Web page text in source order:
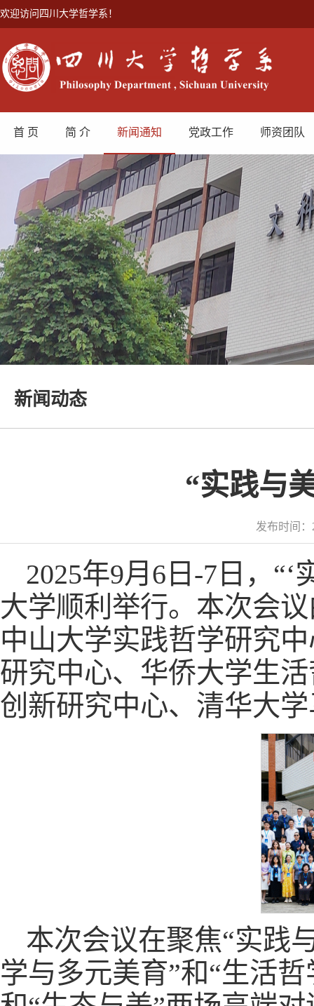
欢迎访问四川大学哲学系！
首 页 简 介 新闻通知 党政工作 师资团队
新闻动态
“实践与
发布时间
2025年9月6日-7日，
大学顺利举行。本次会
中山大学实践哲学研究
研究中心、华侨大学生
创新研究中心、清华大
本次会议在聚焦“实践
学与多元美育”和“生活